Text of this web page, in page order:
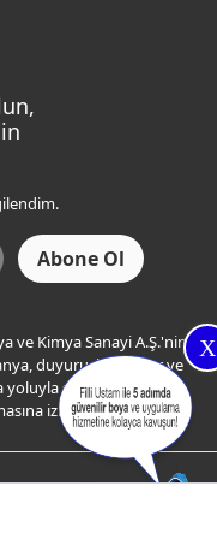
X
ve Kimya Sanayi A.Ş.'nin
duyuru, hizmetler ve
şahsıma
izin veriyorum.